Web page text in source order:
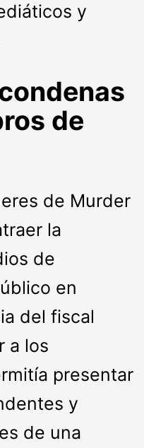
y
de
de Murder
la
de
en
del fiscal
a los
presentar
y
de una